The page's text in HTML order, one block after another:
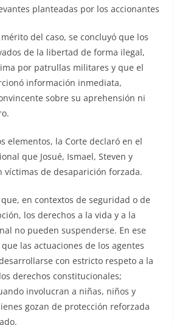
planteadas por los accionantes
del caso, se concluyó que los
de la libertad de forma ilegal,
por patrullas militares y que el
información inmediata,
sobre su aprehensión ni
elementos, la Corte declaró en el
que Josué, Ismael, Steven y
víctimas de desaparición forzada.
en contextos de seguridad o de
los derechos a la vida y a la
no pueden suspenderse. En ese
las actuaciones de los agentes
con estricto respeto a la
derechos constitucionales;
involucran a niñas, niños y
gozan de protección reforzada